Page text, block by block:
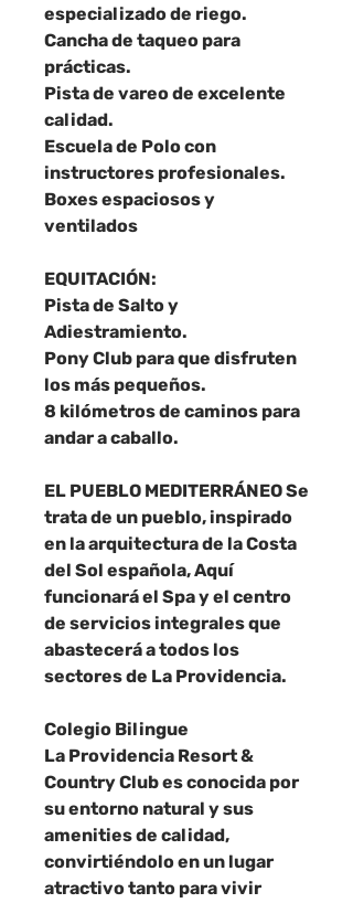
especializado de riego.
Cancha de taqueo para
prácticas.
Pista de vareo de excelente
calidad.
Escuela de Polo con
instructores profesionales.
Boxes espaciosos y
ventilados
EQUITACIÓN:
Pista de Salto y
Adiestramiento.
Pony Club para que disfruten
los más pequeños.
8 kilómetros de caminos para
andar a caballo.
EL PUEBLO MEDITERRÁNEO Se
trata de un pueblo, inspirado
en la arquitectura de la Costa
del Sol española, Aquí
funcionará el Spa y el centro
de servicios integrales que
abastecerá a todos los
sectores de La Providencia.
Colegio Bilingue
La Providencia Resort &
Country Club es conocida por
su entorno natural y sus
amenities de calidad,
convirtiéndolo en un lugar
atractivo tanto para vivir